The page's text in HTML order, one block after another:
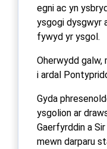
egni ac yn
ysgogi dysgwyr
fywyd yr ysgol.
Oherwydd galw,
i ardal
Gyda
ysgolion ar
Gaerfyrddin a
mewn darparu